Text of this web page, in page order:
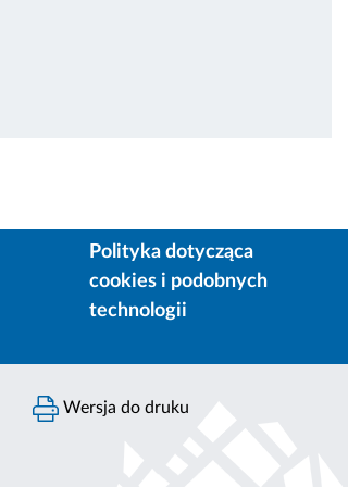
Polityka dotycząca
cookies i podobnych
technologii
Wersja do druku